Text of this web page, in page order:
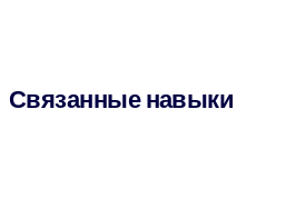
Связанные навыки